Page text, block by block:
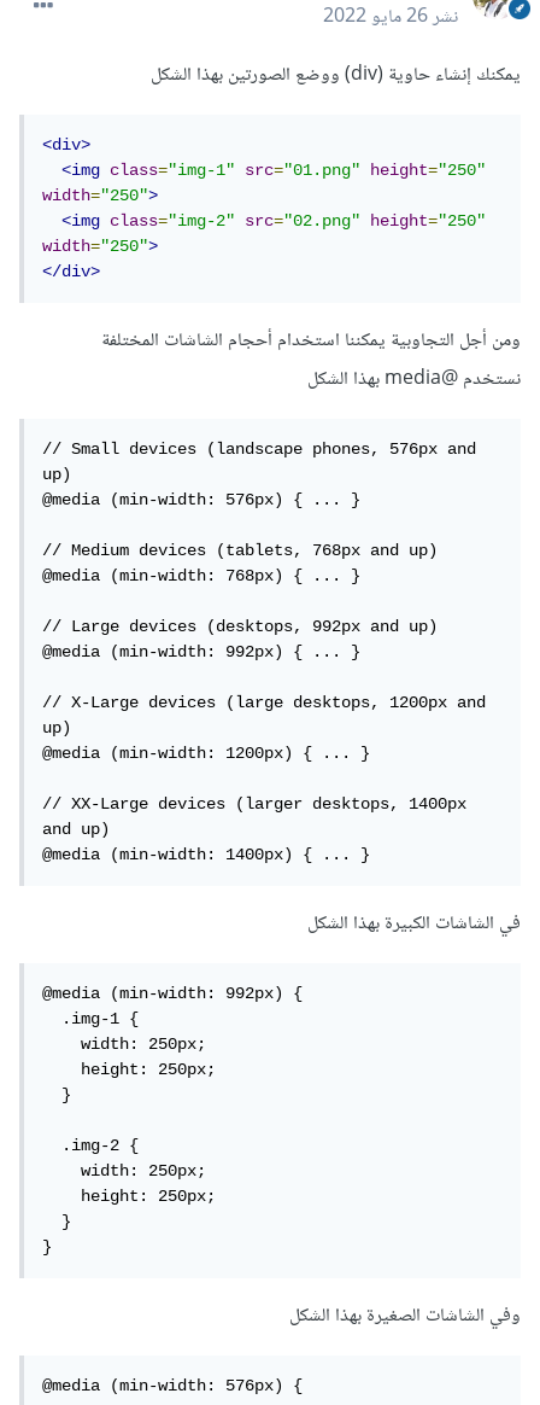
نشر26 مايو 2022
يمكنك إنشاء حاوية (div) ووضع الصورتين بهذا الشكل
<div>
<img
class="img-1" src="01.png" height="250"
width="250">
<img
class="img-2" src="02.png" height="250"
width="250">
</div>
ومن أجل التجاوبية يمكننا استخدام أحجام الشاشات المختلفة
نستخدم @media بهذا الشكل
// Small devices (landscape phones, 576px and
up)
@media (min-width: 576px) { ... }
// Medium devices (tablets, 768px and up)
@media (min-width: 768px) { ... }
// Large devices (desktops, 992px and up)
@media (min-width: 992px) { ... }
// X-Large devices (large desktops, 1200px and
up)
@media (min-width: 1200px) { ... }
// XX-Large devices (larger desktops, 1400px
and up)
@media (min-width: 1400px) { ... }
في الشاشات الكبيرة بهذا الشكل
@media (min-width: 992px) {
  .img-1 {
    width: 250px;
    height: 250px;
  }
  .img-2 {
    width: 250px;
    height: 250px;
  }
}
وفي الشاشات الصغيرة بهذا الشكل
@media (min-width: 576px) {